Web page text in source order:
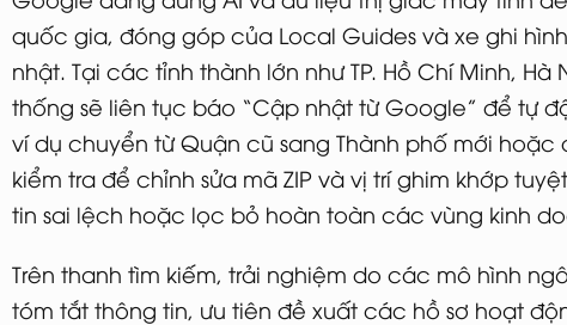
quốc gia, đóng góp của Local Guides và xe ghi
nhật. Tại các tỉnh thành lớn như TP. Hồ Chí Minh,
thống sẽ liên tục báo “Cập nhật từ Google” để tự
ví dụ chuyển từ Quận cũ sang Thành phố mới
kiểm tra để chỉnh sửa mã ZIP và vị trí ghim khớp
tin sai lệch hoặc lọc bỏ hoàn toàn các vùng kinh
Trên thanh tìm kiếm, trải nghiệm do các mô hình
tóm tắt thông tin, ưu tiên đề xuất các hồ sơ hoạt